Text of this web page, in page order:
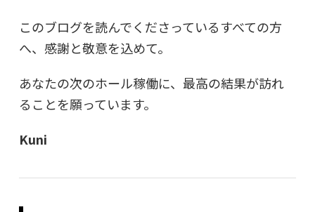
このブログを読んでくださっているすべての方
へ、感謝と敬意を込めて。
あなたの次のホール稼働に、最高の結果が訪れ
ることを願っています。
Kuni